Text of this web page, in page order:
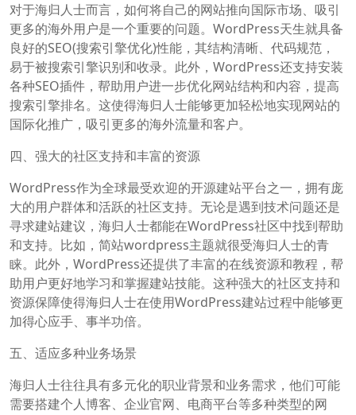
对于海归人士而言，如何将自己的网站推向国际市场、吸引
更多的海外用户是一个重要的问题。WordPress天生就具备
良好的SEO(搜索引擎优化)性能，其结构清晰、代码规范，
易于被搜索引擎识别和收录。此外，WordPress还支持安装
各种SEO插件，帮助用户进一步优化网站结构和内容，提高
搜索引擎排名。这使得海归人士能够更加轻松地实现网站的
国际化推广，吸引更多的海外流量和客户。
四、强大的社区支持和丰富的资源
WordPress作为全球最受欢迎的开源建站平台之一，拥有庞
大的用户群体和活跃的社区支持。无论是遇到技术问题还是
寻求建站建议，海归人士都能在WordPress社区中找到帮助
和支持。比如，简站wordpress主题就很受海归人士的青
睐。此外，WordPress还提供了丰富的在线资源和教程，帮
助用户更好地学习和掌握建站技能。这种强大的社区支持和
资源保障使得海归人士在使用WordPress建站过程中能够更
加得心应手、事半功倍。
五、适应多种业务场景
海归人士往往具有多元化的职业背景和业务需求，他们可能
需要搭建个人博客、企业官网、电商平台等多种类型的网